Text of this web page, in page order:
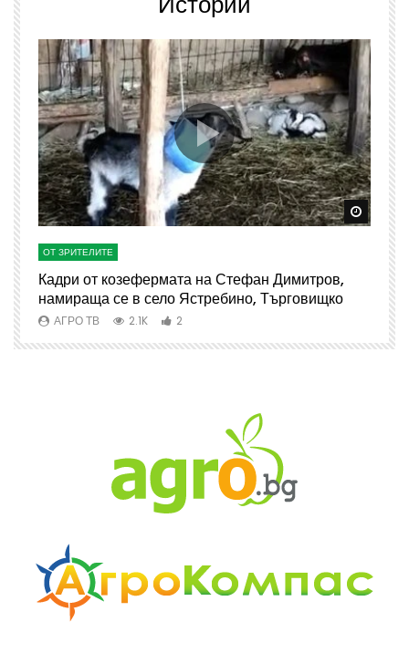
Watch Later Watch
ОТ ЗРИТЕЛИТЕ
Кадри от козефермата на Стефан Димитров,
намираща се в село Ястребино, Търговищко
АГРО ТВ 2.1K 2